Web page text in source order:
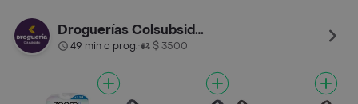
Droguerías Colsubsidio
49 min o prog.• $ 3500